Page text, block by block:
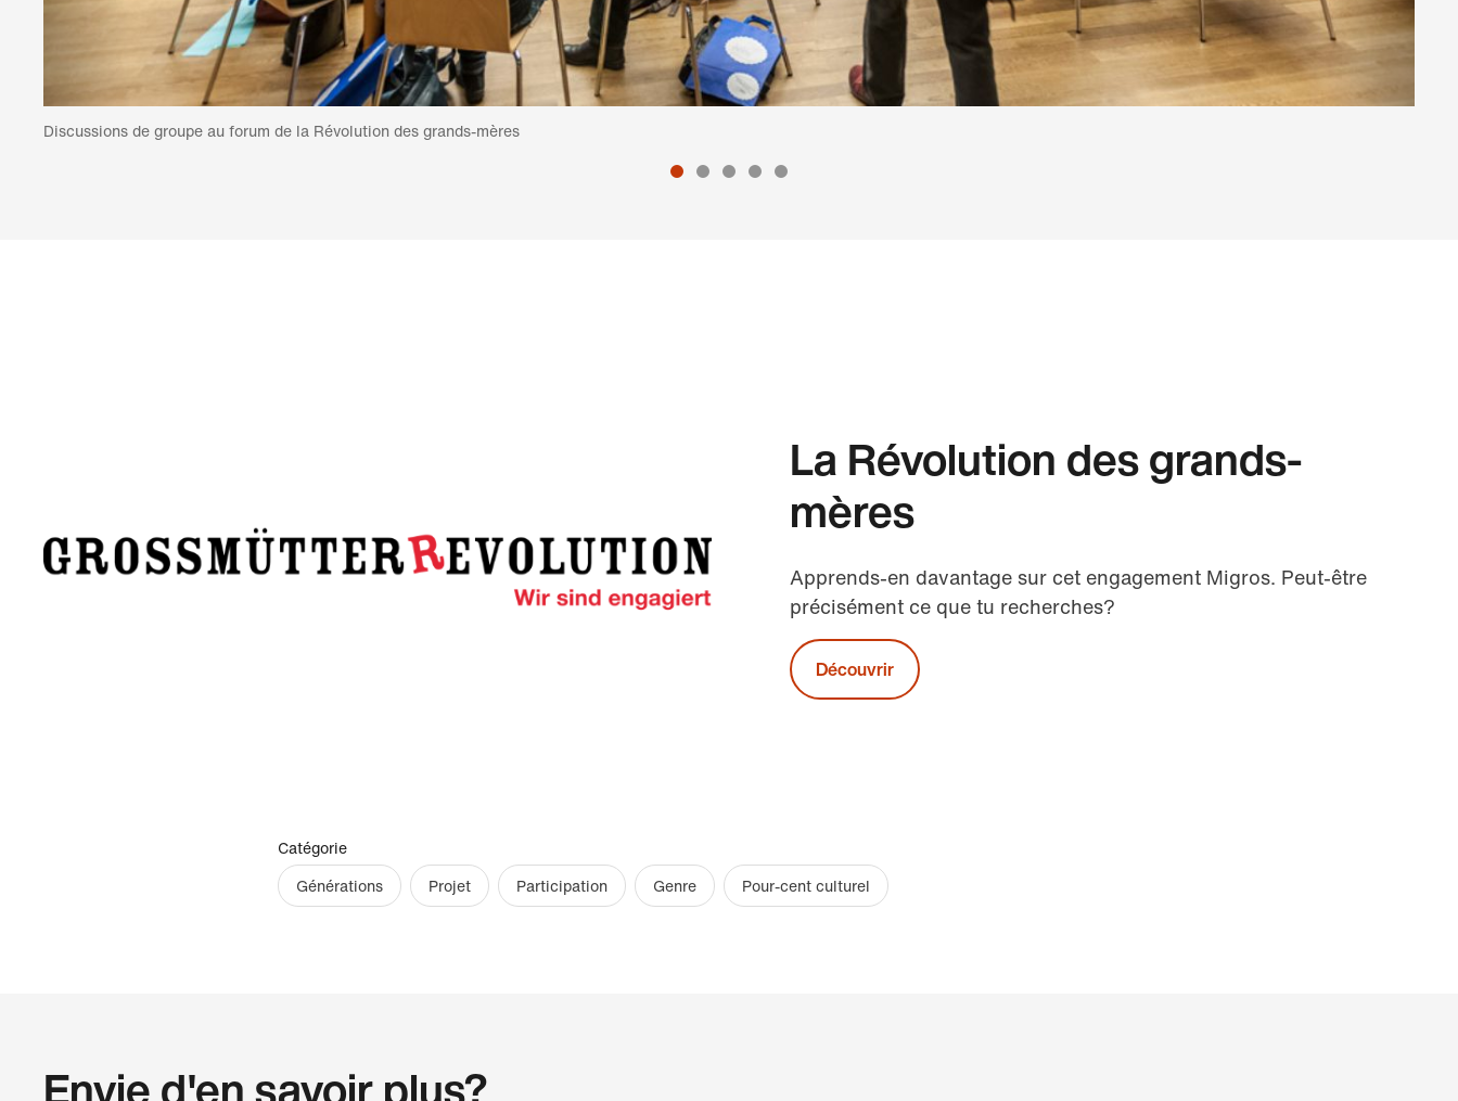
Discussions de groupe au forum de la Révolution des grands-mères
La Révolution des grands-
mères
Apprends-en davantage sur cet engagement Migros. Peut-être
précisément ce que tu recherches?
Découvrir
Catégorie
Générations
Projet Participation Genre Pour-cent culturel